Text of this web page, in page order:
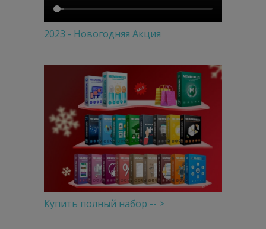
2023 - Новогодняя Акция
Купить полный набор -- >